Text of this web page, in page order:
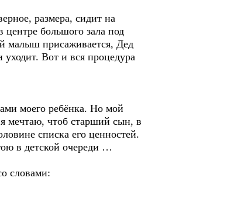
размера, сидит на
большого зала под
малыш присаживается, Дед
уходит. Вот и вся процедура
моего ребёнка. Но мой
мечтаю, чтоб старший сын, в
списка его ценностей.
в детской очереди …
словами: